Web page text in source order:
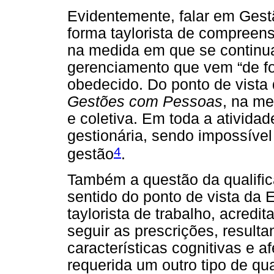
Evidentemente, falar em
forma taylorista de
na medida em que se
gerenciamento que vem “de
obedecido. Do ponto de
Gestões com Pessoas, na
e coletiva. Em toda a
gestionária, sendo
gestão4.
Também a questão da
sentido do ponto de vista da
taylorista de trabalho,
seguir as prescrições,
características cognitivas e
requerida um outro tipo de